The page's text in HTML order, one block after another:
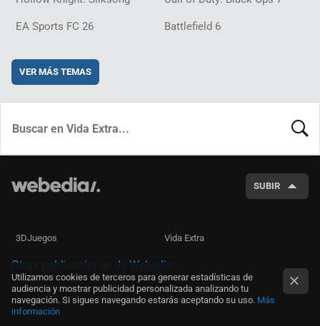
EA Sports FC 26 Battlefield 6
VER MÁS TEMAS
SUBIR
3DJuegos Vida Extra
Otras publicaciones de Webedia
Utilizamos cookies de terceros para generar estadísticas de
audiencia y mostrar publicidad personalizada analizando tu
navegación. Si sigues navegando estarás aceptando su uso. Más
información